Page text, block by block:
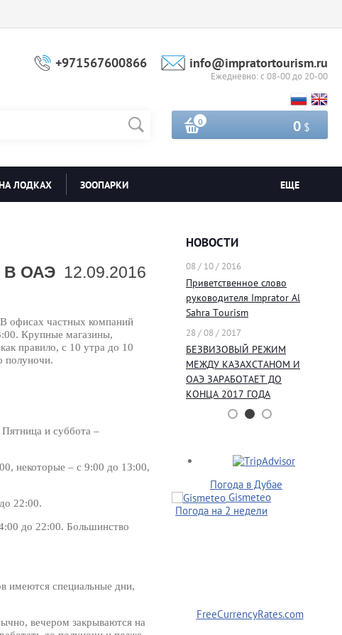
+971567600866 info@impratortourism.ru
Ежедневно: с 08-00 до 20-00
0 0 $
ЛОДКАХ ЗООПАРКИ ЕЩЕ
НОВОСТИ
подбор
23 / 09 / 2016
Принципиально новый
Дубай!( Новый уникальный
маршрут)
08 / 10 / 2016
Приветственное слово
руководителя Imprator Al
Sahra Tourism
28 / 08 / 2017
БЕЗВИЗОВЫЙ РЕЖИМ
МЕЖДУ КАЗАХСТАНОМ И
ОАЭ ЗАРАБОТАЕТ ДО
КОНЦА 2017 ГОДА
Погода в Дубае
Gismeteo
Погода на 2 недели
FreeCurrencyRates.com
ОАЭ 12.09.2016
офисах частных компаний
Крупные магазины,
правило, с 10 утра до 10
полуночи.
Пятница и суббота –
некоторые – с 9:00 до 13:00,
22:00.
до 22:00. Большинство
имеются специальные дни,
вечером закрываются на